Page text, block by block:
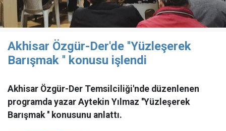
Akhisar Özgür-Der'de ''Yüzleşerek
Barışmak '' konusu işlendi
Akhisar Özgür-Der Temsilciliği'nde düzenlenen
programda yazar Aytekin Yılmaz ''Yüzleşerek
Barışmak '' konusunu anlattı.